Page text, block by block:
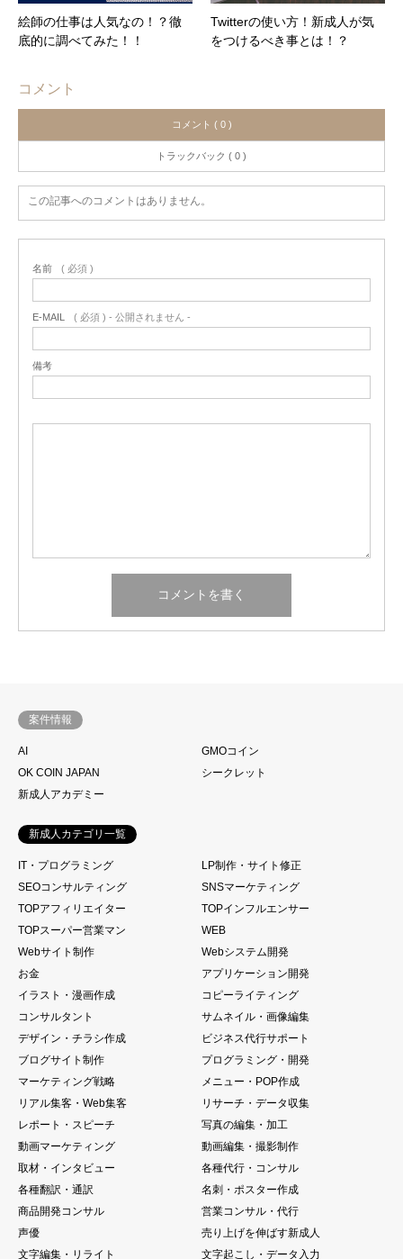
絵師の仕事は人気なの！？徹
底的に調べてみた！！
Twitterの使い方！新成人が気
をつけるべき事とは！？
コメント
コメント ( 0 )
トラックバック ( 0 )
この記事へのコメントはありません。
名前 ( 必須 )
E-MAIL ( 必須 ) - 公開されません -
備考
案件情報
AI
GMOコイン
OK COIN JAPAN
シークレット
新成人アカデミー
新成人カテゴリ一覧
IT・プログラミング
LP制作・サイト修正
SEOコンサルティング
SNSマーケティング
TOPアフィリエイター
TOPインフルエンサー
TOPスーパー営業マン
WEB
Webサイト制作
Webシステム開発
お金
アプリケーション開発
イラスト・漫画作成
コピーライティング
コンサルタント
サムネイル・画像編集
デザイン・チラシ作成
ビジネス代行サポート
ブログサイト制作
プログラミング・開発
マーケティング戦略
メニュー・POP作成
リアル集客・Web集客
リサーチ・データ収集
レポート・スピーチ
写真の編集・加工
動画マーケティング
動画編集・撮影制作
取材・インタビュー
各種代行・コンサル
各種翻訳・通訳
名刺・ポスター作成
商品開発コンサル
営業コンサル・代行
声優
売り上げを伸ばす新成人
文字編集・リライト
文字起こし・データ入力